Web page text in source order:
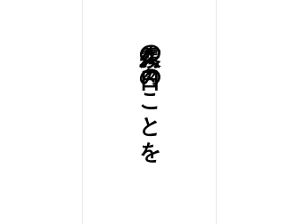
久霧の日々のことを